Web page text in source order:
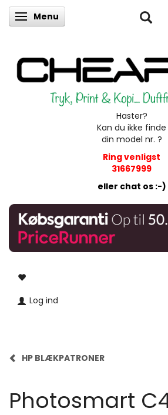
Skifte navigation
Menu
Haster?
Kan du ikke finde
din model nr. ?
Ring venligst
31667999
eller chat os :-)
Log ind
HP BLÆKPATRONER
Photosmart